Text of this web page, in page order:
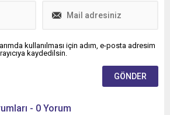
kullanılması için adım, e-posta adresim
kaydedilsin.
- 0 Yorum